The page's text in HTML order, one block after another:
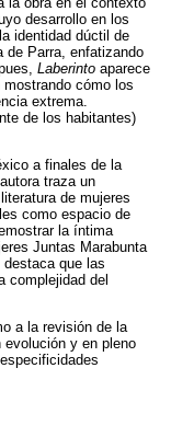
desarrollo en los
identidad dúctil de
de Parra, enfatizando
Laberinto aparece
cómo los
extrema.
de los habitantes)
a finales de la
traza un
de mujeres
como espacio de
la íntima
Juntas Marabunta
que las
complejidad del
a la revisión de la
evolución y en pleno